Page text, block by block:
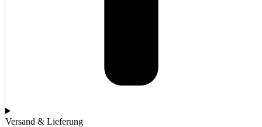
Versand & Lieferung